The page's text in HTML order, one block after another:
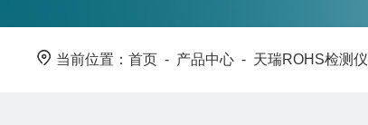
当前位置：首页 - 产品中心 - 天瑞ROHS检测仪